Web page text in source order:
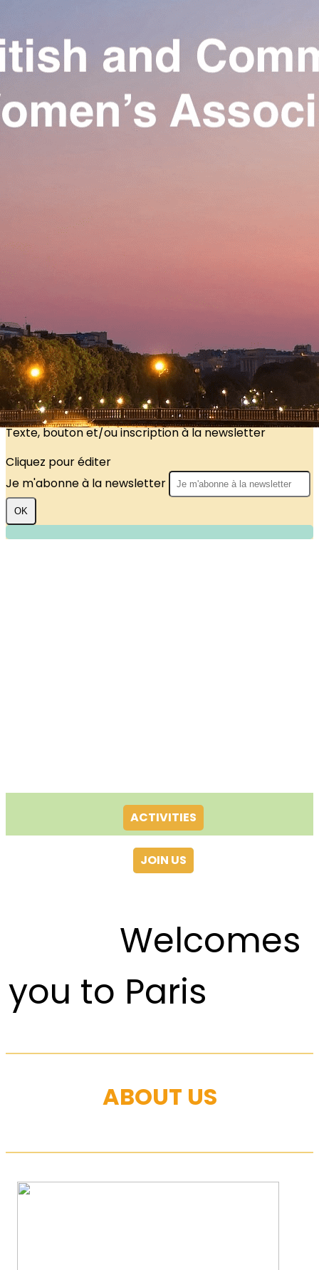
Exporter uniquement les colonnes affichées
Ajoutez un logo, un bouton, des réseaux sociaux
Our Association
Activities
Join us
?>
Images de la page d'accueil
Cliquez pour éditer
Texte, bouton et/ou inscription à la newsletter
Cliquez pour éditer
Je m'abonne à la newsletter
OK
ACTIVITIES
JOIN US
Welcomes
you to Paris
ABOUT US